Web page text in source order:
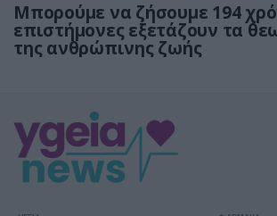
Μπορούμε να ζήσουμε 194
επιστήμονες εξετάζουν τα
της ανθρώπινης ζωής